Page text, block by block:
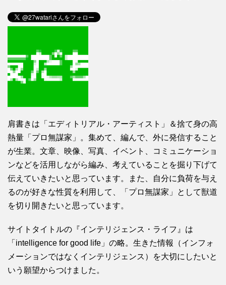
肩書きは「エディトリアル・アーティスト」＆捨て身の高
熱量「プロ無謀家」。集めて、編んで、外に発信すること
が生業。文章、映像、写真、イベント、コミュニケーショ
ンなどを活用しながら編み、考えていることを掘り下げて
伝えていきたいと思っています。また、自分に負荷を与え
るのが好きな性質を利用して、「プロ無謀家」として獣道
を切り開きたいと思っています。
サイトタイトルの『インテリジェンス・ライフ』は
「intelligence for good life」の略。生きた情報（インフォ
メーションではなくインテリジェンス）を大切にしたいと
いう願望からつけました。